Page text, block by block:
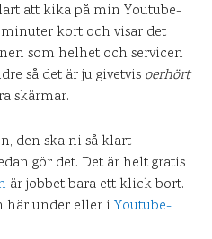
att kika på min Youtube-
kort och visar det
som helhet och servicen
så det är ju givetvis oerhört
skärmar.
den ska ni så klart
gör det. Det är helt gratis
är jobbet bara ett klick bort.
här under eller i Youtube-